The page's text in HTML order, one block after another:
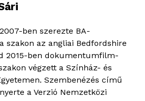
ben szerezte BA-
szakon az angliai Bedfordshire
2015-ben dokumentumfilm-
végzett a Színház- és
Szembenézés című
a Verzió Nemzetközi